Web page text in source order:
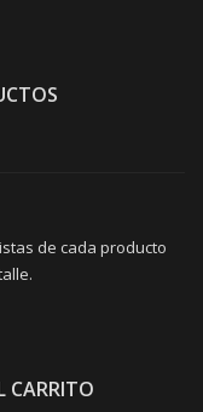
de cada producto
CARRITO